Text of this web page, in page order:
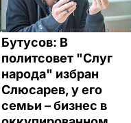
Бутусов: В
политсовет "Слуг
народа" избран
Слюсарев, у его
семьи – бизнес в